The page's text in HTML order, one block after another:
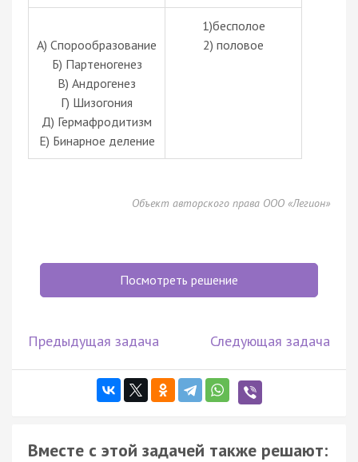
А) Спорообразование
Б) Партеногенез
В) Андрогенез
Г) Шизогония
Д) Гермафродитизм
Е) Бинарное деление
1)бесполое
2) половое
Объект авторского права ООО «Легион»
Посмотреть решение
Предыдущая задача Следующая задача
Вместе с этой задачей также решают: